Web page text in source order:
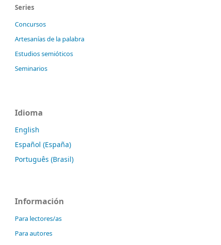
Series
Concursos
Artesanías de la palabra
Estudios semióticos
Seminarios
Idioma
English
Español (España)
Português (Brasil)
Información
Para lectores/as
Para autores